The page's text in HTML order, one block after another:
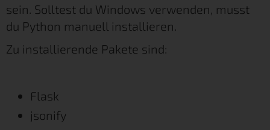
sein. Solltest du Windows verwenden, musst
du Python manuell installieren.
Zu installierende Pakete sind:
Flask
jsonify